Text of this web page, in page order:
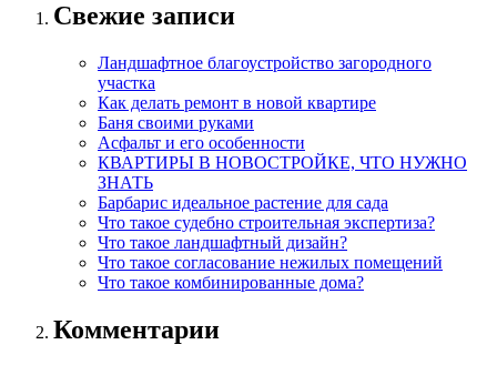
Свежие записи
Ландшафтное благоустройство загородного
участка
Как делать ремонт в новой квартире
Баня своими руками
Асфальт и его особенности
КВАРТИРЫ В НОВОСТРОЙКЕ, ЧТО НУЖНО
ЗНАТЬ
Барбарис идеальное растение для сада
Что такое судебно строительная экспертиза?
Что такое ландшафтный дизайн?
Что такое согласование нежилых помещений
Что такое комбинированные дома?
Комментарии